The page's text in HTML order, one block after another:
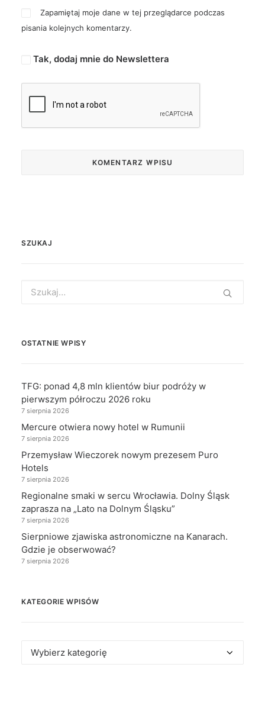
Zapamiętaj moje dane w tej przeglądarce podczas
pisania kolejnych komentarzy.
Tak, dodaj mnie do Newslettera
SZUKAJ
for:
OSTATNIE WPISY
TFG: ponad 4,8 mln klientów biur podróży w
pierwszym półroczu 2026 roku
7 sierpnia 2026
Mercure otwiera nowy hotel w Rumunii
7 sierpnia 2026
Przemysław Wieczorek nowym prezesem Puro
Hotels
7 sierpnia 2026
Regionalne smaki w sercu Wrocławia. Dolny Śląsk
zaprasza na „Lato na Dolnym Śląsku”
7 sierpnia 2026
Sierpniowe zjawiska astronomiczne na Kanarach.
Gdzie je obserwować?
7 sierpnia 2026
KATEGORIE WPISÓW
Kategorie